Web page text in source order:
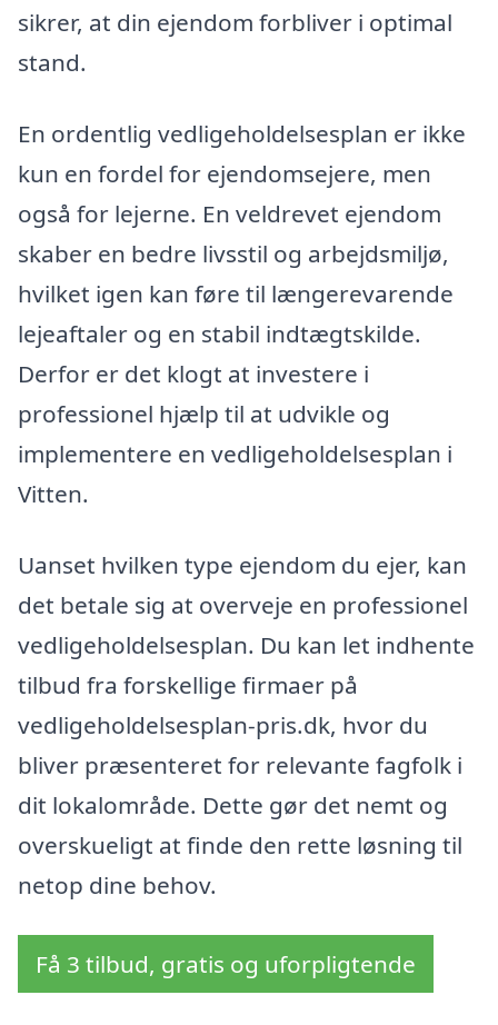
sikrer, at din ejendom forbliver i optimal
stand.
En ordentlig vedligeholdelsesplan er ikke
kun en fordel for ejendomsejere, men
også for lejerne. En veldrevet ejendom
skaber en bedre livsstil og arbejdsmiljø,
hvilket igen kan føre til længerevarende
lejeaftaler og en stabil indtægtskilde.
Derfor er det klogt at investere i
professionel hjælp til at udvikle og
implementere en vedligeholdelsesplan i
Vitten.
Uanset hvilken type ejendom du ejer, kan
det betale sig at overveje en professionel
vedligeholdelsesplan. Du kan let indhente
tilbud fra forskellige firmaer på
vedligeholdelsesplan-pris.dk, hvor du
bliver præsenteret for relevante fagfolk i
dit lokalområde. Dette gør det nemt og
overskueligt at finde den rette løsning til
netop dine behov.
Få 3 tilbud, gratis og uforpligtende